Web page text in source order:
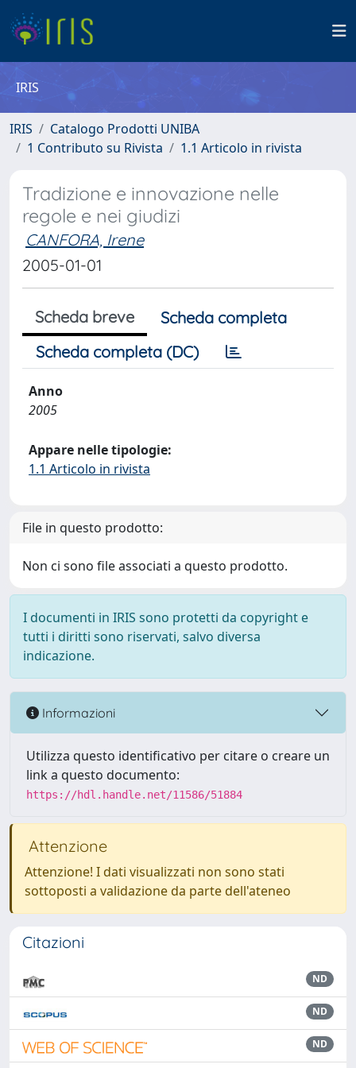
IRIS
IRIS
Catalogo Prodotti UNIBA
1 Contributo su Rivista
1.1 Articolo in rivista
Tradizione e innovazione nelle
regole e nei giudizi
CANFORA, Irene
2005-01-01
Scheda breve
Scheda completa
Scheda completa (DC)
Anno
2005
Appare nelle tipologie:
1.1 Articolo in rivista
File in questo prodotto:
Non ci sono file associati a questo prodotto.
I documenti in IRIS sono protetti da copyright e
tutti i diritti sono riservati, salvo diversa
indicazione.
Informazioni
Utilizza questo identificativo per citare o creare un
link a questo documento:
https://hdl.handle.net/11586/51884
Attenzione
Attenzione! I dati visualizzati non sono stati
sottoposti a validazione da parte dell'ateneo
Citazioni
ND
ND
ND